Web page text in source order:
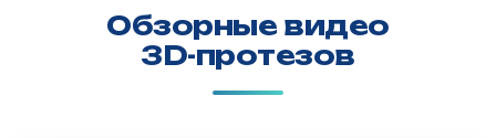
Обзорные видео
3D-протезов